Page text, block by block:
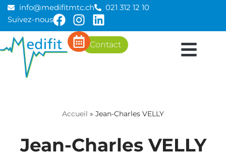
au
contenu
info@medifitmtc.ch
021 312 12 10
Suivez-nous
Contact
Accueil » Jean-Charles VELLY
Jean-Charles VELLY